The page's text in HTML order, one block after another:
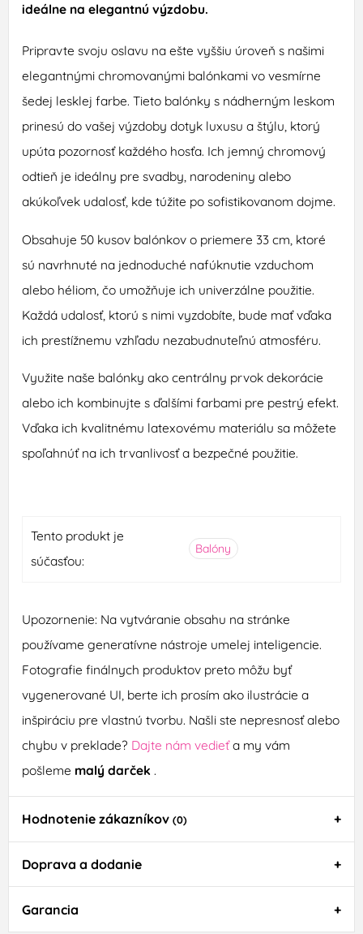
ideálne na elegantnú výzdobu.
Pripravte svoju oslavu na ešte vyššiu úroveň s našimi
elegantnými chromovanými balónkami vo vesmírne
šedej lesklej farbe. Tieto balónky s nádherným leskom
prinesú do vašej výzdoby dotyk luxusu a štýlu, ktorý
upúta pozornosť každého hosťa. Ich jemný chromový
odtieň je ideálny pre svadby, narodeniny alebo
akúkoľvek udalosť, kde túžite po sofistikovanom dojme.
Obsahuje 50 kusov balónkov o priemere 33 cm, ktoré
sú navrhnuté na jednoduché nafúknutie vzduchom
alebo héliom, čo umožňuje ich univerzálne použitie.
Každá udalosť, ktorú s nimi vyzdobíte, bude mať vďaka
ich prestížnemu vzhľadu nezabudnuteľnú atmosféru.
Využite naše balónky ako centrálny prvok dekorácie
alebo ich kombinujte s ďalšími farbami pre pestrý efekt.
Vďaka ich kvalitnému latexovému materiálu sa môžete
spoľahnúť na ich trvanlivosť a bezpečné použitie.
Tento produkt je
súčasťou:
Balóny
Upozornenie: Na vytváranie obsahu na stránke
používame generatívne nástroje umelej inteligencie.
Fotografie finálnych produktov preto môžu byť
vygenerované UI, berte ich prosím ako ilustrácie a
inšpiráciu pre vlastnú tvorbu. Našli ste nepresnosť alebo
chybu v preklade? Dajte nám vedieťa my vám
pošleme malý darček .
Hodnotenie zákazníkov (0)
Doprava a dodanie
Garancia